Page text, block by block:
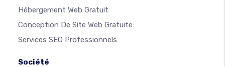
Hébergement Web Gratuit
Conception De Site Web Gratuite
Services SEO Professionnels
Société